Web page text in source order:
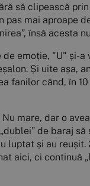
să clipească
pas mai aproape
însă acesta
emoție, "U" și-
Și uite așa,
fanilor când, în
Nu mare, dar o
de baraj să
luptat și au reușit.
aici, ci continuă